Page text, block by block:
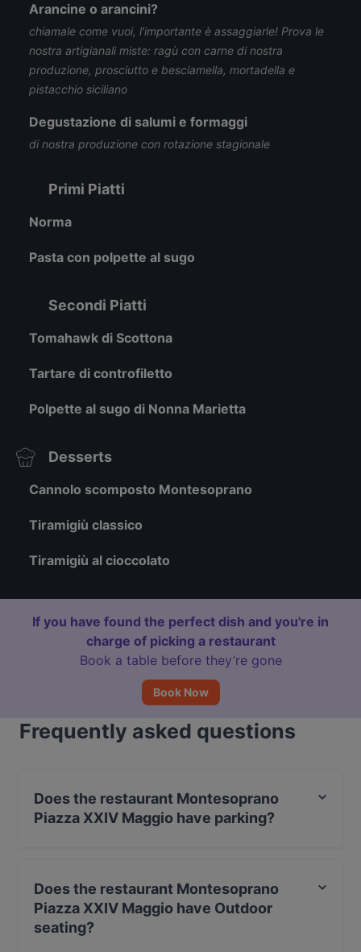
Arancine o arancini?
chiamale come vuoi, l'importante è assaggiarle! Prova le
nostra artigianali miste: ragù con carne di nostra
produzione, prosciutto e besciamella, mortadella e
pistacchio siciliano
Degustazione di salumi e formaggi
di nostra produzione con rotazione stagionale
Primi Piatti
Norma
Pasta con polpette al sugo
Secondi Piatti
Tomahawk di Scottona
Tartare di controfiletto
Polpette al sugo di Nonna Marietta
Desserts
Cannolo scomposto Montesoprano
Tiramigiù classico
Tiramigiù al cioccolato
If you have found the perfect dish and you're in
charge of picking a restaurant
Book a table before they’re gone
Book Now
Frequently asked questions
Does the restaurant Montesoprano
Piazza XXIV Maggio have parking?
Does the restaurant Montesoprano
Piazza XXIV Maggio have Outdoor
seating?